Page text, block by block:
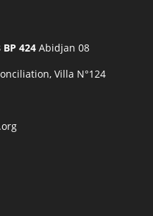
BP 424Abidjan 08
Villa N°124